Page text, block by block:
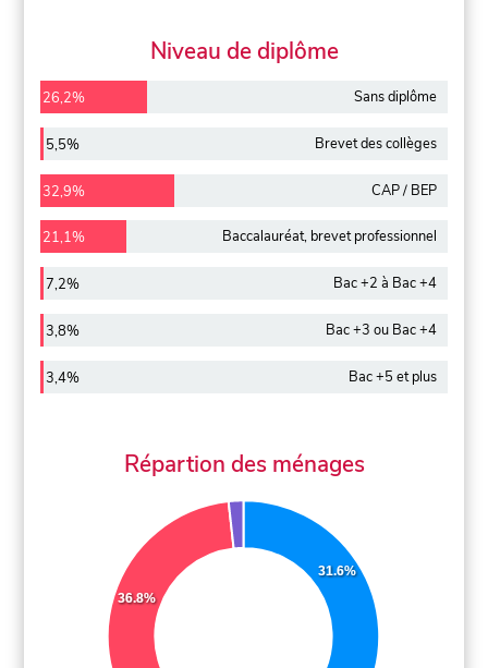
Niveau de diplôme
26,2% Sans diplôme
5,5% Brevet des collèges
32,9% CAP / BEP
21,1% Baccalauréat, brevet professionnel
7,2% Bac +2 à Bac +4
3,8% Bac +3 ou Bac +4
3,4% Bac +5 et plus
Répartion des ménages
31.6%
36.8%